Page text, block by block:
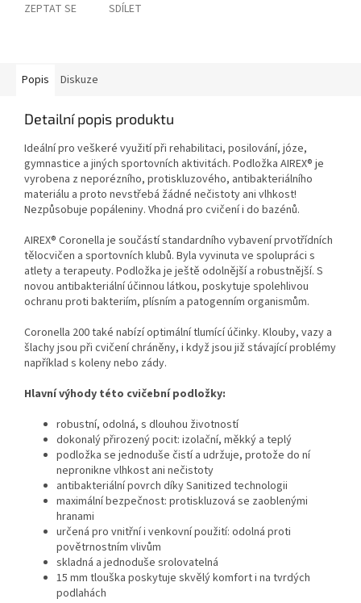
ZEPTAT SE SDÍLET
Popis Diskuze
Detailní popis produktu
Ideální pro veškeré využití při rehabilitaci, posilování, józe,
gymnastice a jiných sportovních aktivitách. Podložka AIREX® je
vyrobena z neporézního, protiskluzového, antibakteriálního
materiálu a proto nevstřebá žádné nečistoty ani vlhkost!
Nezpůsobuje popáleniny. Vhodná pro cvičení i do bazénů.
AIREX® Coronella je součástí standardního vybavení prvotřídních
tělocvičen a sportovních klubů. Byla vyvinuta ve spolupráci s
atlety a terapeuty. Podložka je ještě odolnější a robustnější. S
novou antibakteriální účinnou látkou, poskytuje spolehlivou
ochranu proti bakteriím, plísním a patogenním organismům.
Coronella 200 také nabízí optimální tlumící účinky. Klouby, vazy a
šlachy jsou při cvičení chráněny, i když jsou již stávající problémy
například s koleny nebo zády.
Hlavní výhody této cvičební podložky:
robustní, odolná, s dlouhou životností
dokonalý přirozený pocit: izolační, měkký a teplý
podložka se jednoduše čistí a udržuje, protože do ní
nepronikne vlhkost ani nečistoty
antibakteriální povrch díky Sanitized technologii
maximální bezpečnost: protiskluzová se zaoblenými
hranami
určená pro vnitřní i venkovní použití: odolná proti
povětrnostním vlivům
skladná a jednoduše srolovatelná
15 mm tlouška poskytuje skvělý komfort i na tvrdých
podlahách